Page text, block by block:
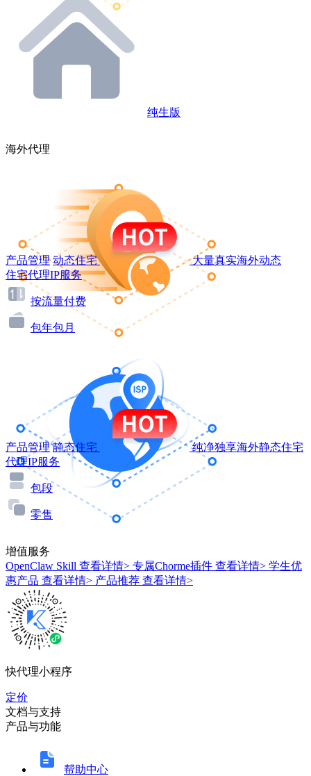
纯生版
海外代理
产品管理 动态住宅
大量真实海外动态
住宅代理IP服务
按流量付费
包年包月
产品管理 静态住宅
纯净独享海外静态住宅
代理IP服务
包段
零售
增值服务
OpenClaw Skill 查看详情> 专属Chorme插件 查看详情> 学生优
惠产品 查看详情> 产品推荐 查看详情>
快代理小程序
定价
文档与支持
产品与功能
帮助中心